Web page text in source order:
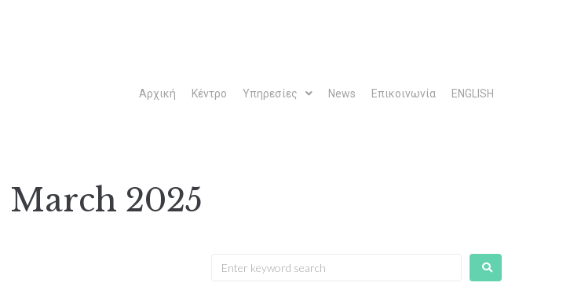
Αρχική Κέντρο Υπηρεσίες News Επικοινωνία ENGLISH
March 2025